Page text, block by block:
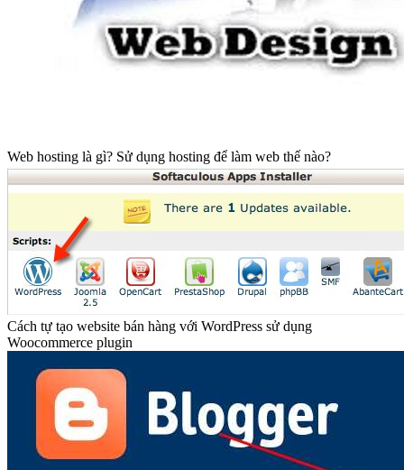
Web hosting là gì? Sử dụng hosting để làm web thế nào?
Cách tự tạo website bán hàng với WordPress sử dụng
Woocommerce plugin